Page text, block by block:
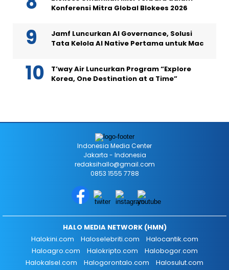
Konferensi Mitra Global Blokees 2026
Jamf Luncurkan AI Governance, Solusi
Tata Kelola AI Native Pertama untuk Mac
T’way Air Luncurkan Program “Explore
Korea, One Destination at a Time”
Indonesia Media Center
Jakarta - Indonesia
redaksihallo@gmail.com
0853 1555 7788
HALO MEDIA NETWORK (HMN)
Halokini.com
Haloselebriti.com
Halocantik.com
Haloagro.com
Halokripto.com
Halobogor.com
Halokalsel.com
Halogorontalo.com Halosulut.com